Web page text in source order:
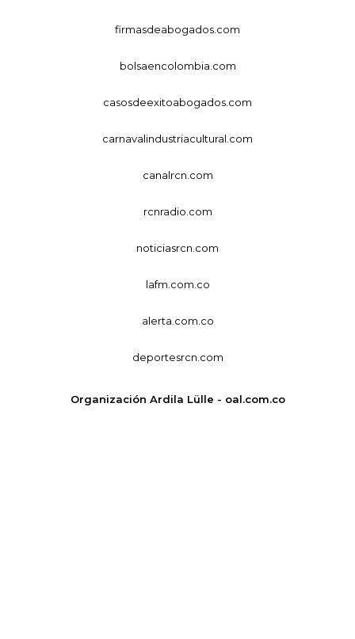
firmasdeabogados.com
bolsaencolombia.com
casosdeexitoabogados.com
carnavalindustriacultural.com
canalrcn.com
rcnradio.com
noticiasrcn.com
lafm.com.co
alerta.com.co
deportesrcn.com
Organización Ardila Lülle - oal.com.co